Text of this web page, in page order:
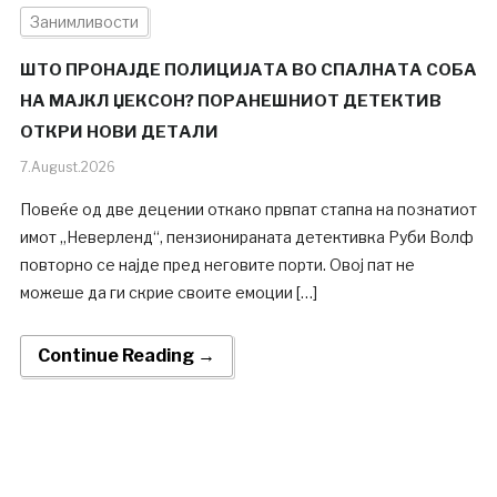
Занимливости
ШТО ПРОНАЈДЕ ПОЛИЦИЈАТА ВО СПАЛНАТА СОБА
НА МАЈКЛ ЏЕКСОН? ПОРАНЕШНИОТ ДЕТЕКТИВ
ОТКРИ НОВИ ДЕТАЛИ
7.August.2026
Повеќе од две децении откако првпат стапна на познатиот
имот „Неверленд“, пензионираната детективка Руби Волф
повторно се најде пред неговите порти. Овој пат не
можеше да ги скрие своите емоции […]
Continue Reading →